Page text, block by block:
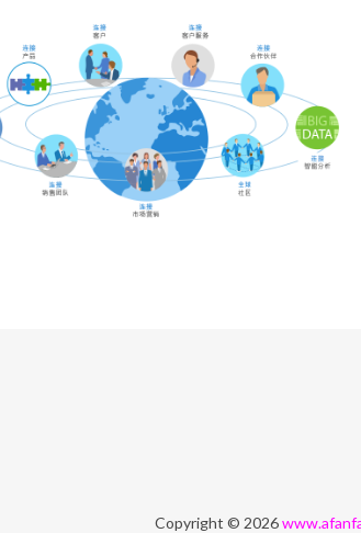
Copyright © 2026